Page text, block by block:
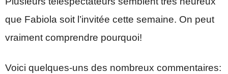
que Fabiola soit l’invitée cette semaine. On peut
vraiment comprendre pourquoi!
Voici quelques-uns des nombreux commentaires: